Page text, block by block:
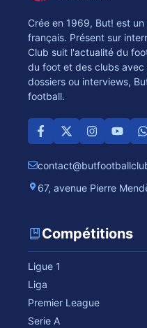
Crée en 1969, But! est
français. Présent sur
Club suit l'actualité du
du foot et des clubs avec
dossiers ou interviews,
football.
67, avenue Pierre
Compétitions
Ligue 1
Liga
Premier League
Serie A